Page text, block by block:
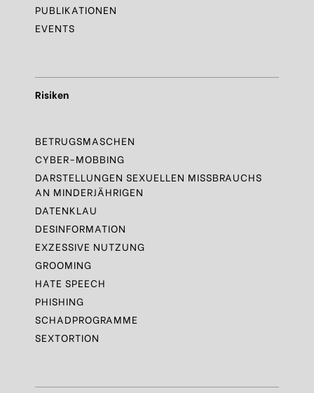
PUBLIKATIONEN
EVENTS
Risiken
BETRUGSMASCHEN
CYBER-MOBBING
DARSTELLUNGEN SEXUELLEN MISSBRAUCHS
AN MINDERJÄHRIGEN
DATENKLAU
DESINFORMATION
EXZESSIVE NUTZUNG
GROOMING
HATE SPEECH
PHISHING
SCHADPROGRAMME
SEXTORTION